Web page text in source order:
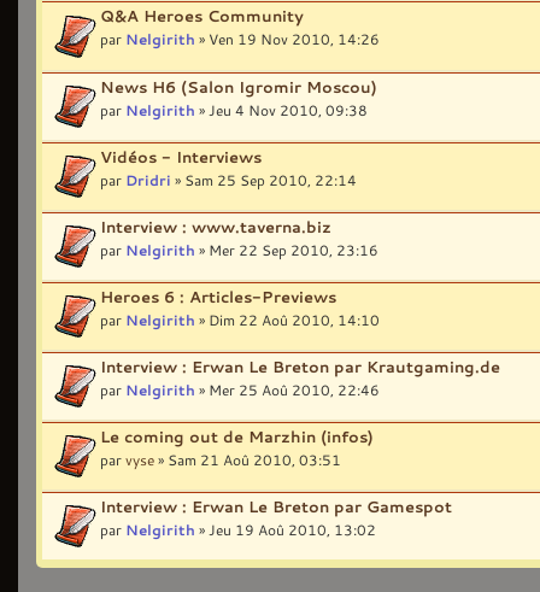
Q&A Heroes Community
par Nelgirith » Ven 19 Nov 2010, 14:26
News H6 (Salon Igromir Moscou)
par Nelgirith » Jeu 4 Nov 2010, 09:38
Vidéos - Interviews
par Dridri » Sam 25 Sep 2010, 22:14
Interview : www.taverna.biz
par Nelgirith » Mer 22 Sep 2010, 23:16
Heroes 6 : Articles-Previews
par Nelgirith » Dim 22 Aoû 2010, 14:10
Interview : Erwan Le Breton par Krautgaming.de
par Nelgirith » Mer 25 Aoû 2010, 22:46
Le coming out de Marzhin (infos)
parvyse» Sam 21 Aoû 2010, 03:51
Interview : Erwan Le Breton par Gamespot
par Nelgirith » Jeu 19 Aoû 2010, 13:02